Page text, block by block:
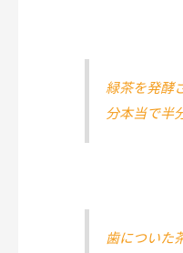
緑茶を発酵
分本当で半
歯についた